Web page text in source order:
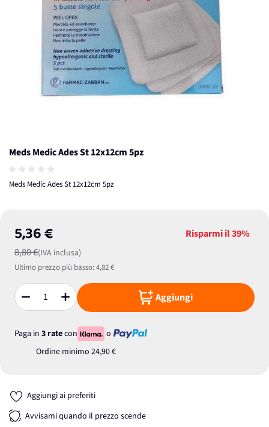
Meds Medic Ades St 12x12cm 5pz
Meds Medic Ades St 12x12cm 5pz
5,36 €
8,80 €(IVA inclusa)
Risparmi il39%
Ultimo prezzo più basso:4,82 €
Quantità Aggiungi
Paga in 3 ratecon
o
Ordine minimo 24,90 €
Aggiungi ai preferiti
Avvisami quando il prezzo scende